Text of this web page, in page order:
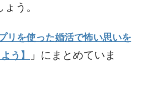
う。
リを使った婚活で怖い思いを
う】
」にまとめていま